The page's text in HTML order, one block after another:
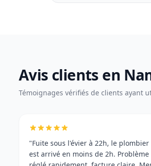
Avis clients en
Témoignages vérifiés de clients ayant
"Fuite sous l'évier à 22h, le plombier
est arrivé en moins de 2h. Problème